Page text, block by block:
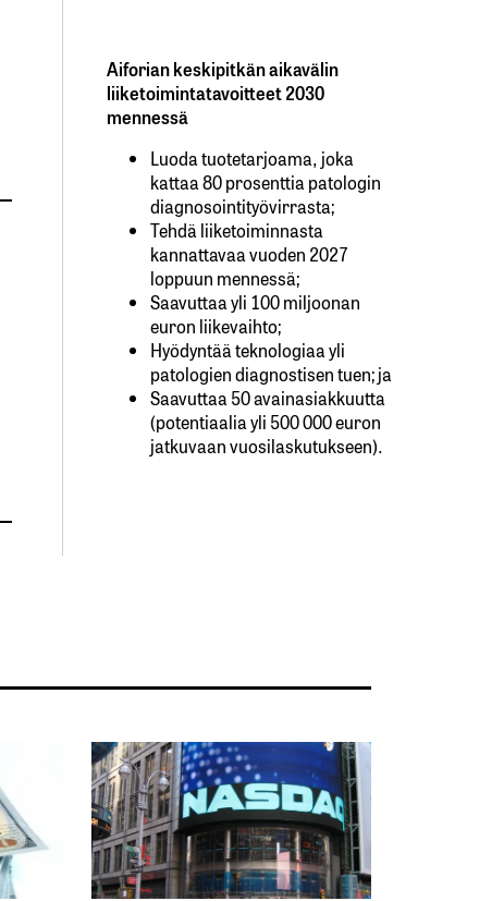
Aiforian keskipitkän aikavälin
liiketoimintatavoitteet 2030
mennessä
Luoda tuotetarjoama, joka
kattaa 80 prosenttia patologin
diagnosointityövirrasta;
Tehdä liiketoiminnasta
kannattavaa vuoden 2027
loppuun mennessä;
Saavuttaa yli 100 miljoonan
euron liikevaihto;
Hyödyntää teknologiaa yli
patologien diagnostisen tuen; ja
Saavuttaa 50 avainasiakkuutta
(potentiaalia yli 500 000 euron
jatkuvaan vuosilaskutukseen).